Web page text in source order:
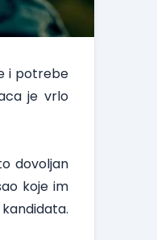
i potrebe
je vrlo
dovoljan
koje im